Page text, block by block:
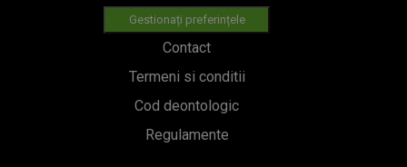
Gestionați preferințele
Contact
Termeni si conditii
Cod deontologic
Regulamente